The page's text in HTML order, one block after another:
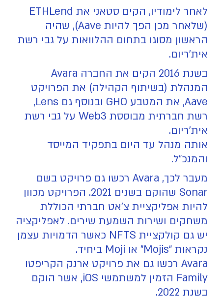
לאחר לימודיו, הקים סטאני את ETHLend
(שלאחר מכן הפך להיות Aave), שהיה
הראשון מסוגו בתחום ההלוואות על גבי רשת
אית'ריום.
בשנת 2016 הקים את החברה Avara
המנהלת (בשיתוף הקהילה) את הפרויקט
Aave, את המטבע GHO ובנוסף גם Lens,
רשת חברתית מבוססת Web3 על גבי רשת
אית'ריום.
אותה מנהל עד היום בתפקיד המייסד
והמנכ"ל.
מעבר לכך, Avara רכשו גם פרויקט בשם
Sonar שהוקם בשנים 2021. הפרויקט מכוון
להיות אפליקציית צ'אט חברתי הכוללת
משחקים ושירות השמעת שירים. לאפליקציה
יש גם קולקציית NFTS כאשר הדמויות עצמן
נקראות "Mojis" או Moji ביחיד.
Avara רכשו גם את פרויקט ארנק הקריפטו
Family הזמין למשתמשי iOS, אשר הוקם
בשנת 2022.